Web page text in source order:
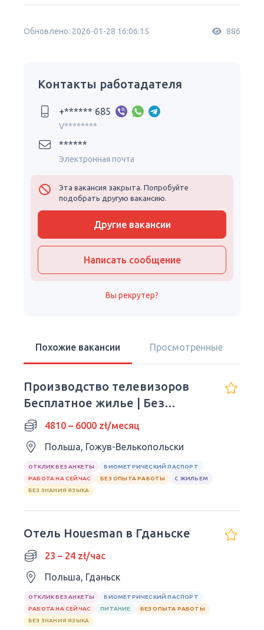
Обновлено: 2026-01-28 16:06:15 886
Контакты работадателя
+****** 685
V********
******
Электронная почта
Эта вакансия закрыта. Попробуйте
подобрать другую вакансию.
Другие вакансии
Написать сообщение
Вы рекрутер?
Похожие вакансии Просмотренные
Производство телевизоров
Бесплатное жилье | Без
ночных смен
4810 – 6000 zł/месяц
Польша, Гожув-Велькопольски
ОТКЛИК БЕЗ АНКЕТЫ
БИОМЕТРИЧЕСКИЙ ПАСПОРТ
РАБОТА НА СЕЙЧАС
БЕЗ ОПЫТА РАБОТЫ
С ЖИЛЬЕМ
БЕЗ ЗНАНИЯ ЯЗЫКА
Отель Houesman в Гданьске
23 – 24 zł/час
Польша, Гданьск
ОТКЛИК БЕЗ АНКЕТЫ
БИОМЕТРИЧЕСКИЙ ПАСПОРТ
РАБОТА НА СЕЙЧАС
ПИТАНИЕ
БЕЗ ОПЫТА РАБОТЫ
БЕЗ ЗНАНИЯ ЯЗЫКА